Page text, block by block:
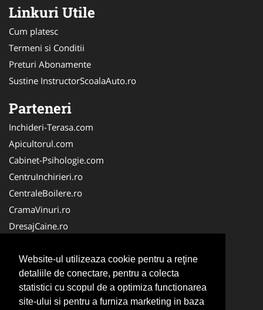
Website-ul utilizeaza cookie pentru a reţine
detaliile de conectare, pentru a colecta
statistici cu scopul de a optimiza functionarea
site-ului si pentru a furniza marketing in baza
Linkuri Utile
Cum platesc
Termeni si Conditii
Preturi Abonamente
Sustine InstructorScoalaAuto.ro
Parteneri
Inchideri-Terasa.com
Apicultorul.com
Cabinet-Psihologie.com
CentruInchirieri.ro
CentraleBoilere.ro
CramaVinuri.ro
DresajCaine.ro
Birouri-Cadastru.ro
Cabinet-Individual.ro
Cardiologul.ro